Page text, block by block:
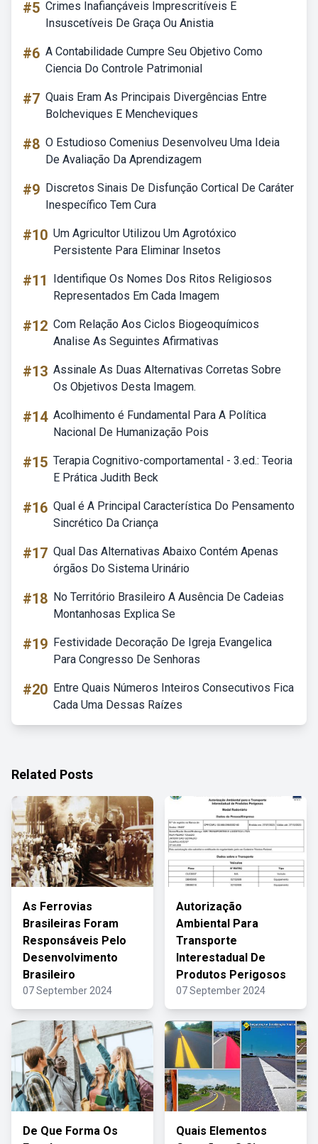
#5 Crimes Inafiançáveis Imprescritíveis E
Insuscetíveis De Graça Ou Anistia
#6 A Contabilidade Cumpre Seu Objetivo Como
Ciencia Do Controle Patrimonial
#7 Quais Eram As Principais Divergências Entre
Bolcheviques E Mencheviques
#8 O Estudioso Comenius Desenvolveu Uma Ideia
De Avaliação Da Aprendizagem
#9 Discretos Sinais De Disfunção Cortical De Caráter
Inespecífico Tem Cura
#10 Um Agricultor Utilizou Um Agrotóxico
Persistente Para Eliminar Insetos
#11
Identifique Os Nomes Dos Ritos Religiosos
Representados Em Cada Imagem
#12 Com Relação Aos Ciclos Biogeoquímicos
Analise As Seguintes Afirmativas
#13 Assinale As Duas Alternativas Corretas Sobre
Os Objetivos Desta Imagem.
#14 Acolhimento é Fundamental Para A Política
Nacional De Humanização Pois
#15 Terapia Cognitivo-comportamental - 3.ed.: Teoria
E Prática Judith Beck
#16 Qual é A Principal Característica Do Pensamento
Sincrético Da Criança
#17 Qual Das Alternativas Abaixo Contém Apenas
órgãos Do Sistema Urinário
#18 No Território Brasileiro A Ausência De Cadeias
Montanhosas Explica Se
#19 Festividade Decoração De Igreja Evangelica
Para Congresso De Senhoras
#20 Entre Quais Números Inteiros Consecutivos Fica
Cada Uma Dessas Raízes
Related Posts
As Ferrovias
Brasileiras Foram
Responsáveis Pelo
Desenvolvimento
Brasileiro
07 September 2024
Autorização
Ambiental Para
Transporte
Interestadual De
Produtos Perigosos
07 September 2024
De Que Forma Os
Quais Elementos